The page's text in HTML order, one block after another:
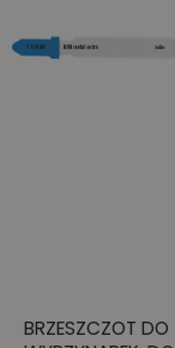
BRZESZCZOT DO